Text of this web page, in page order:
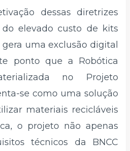
dessas diretrizes
elevado custo de kits
uma exclusão digital
ponto que a Robótica
no Projeto
se como uma solução
materiais recicláveis
o projeto não apenas
técnicos da BNCC